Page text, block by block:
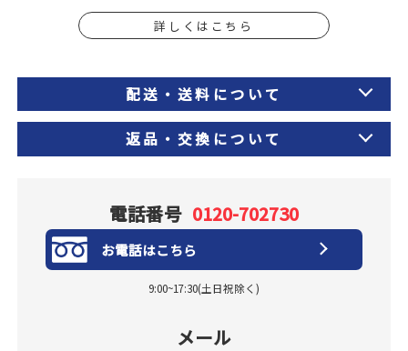
詳しくはこちら
配送・送料について
返品・交換について
電話番号 0120-702730
お電話はこちら
9:00~17:30(土日祝除く)
メール